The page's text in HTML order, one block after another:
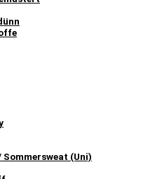
Sommersweat (Uni)